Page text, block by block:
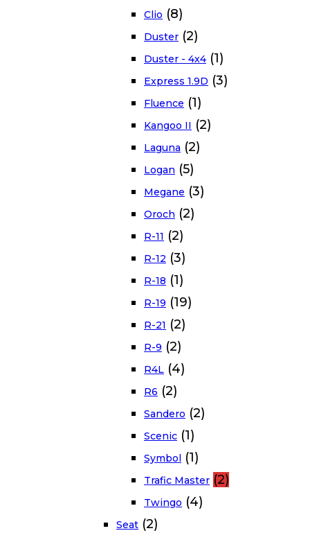
Clio (8)
Duster (2)
Duster - 4x4 (1)
Express 1.9D (3)
Fluence (1)
Kangoo II (2)
Laguna (2)
Logan (5)
Megane (3)
Oroch (2)
R-11 (2)
R-12 (3)
R-18 (1)
R-19 (19)
R-21 (2)
R-9 (2)
R4L (4)
R6 (2)
Sandero (2)
Scenic (1)
Symbol (1)
Trafic Master (2)
Twingo (4)
Seat (2)